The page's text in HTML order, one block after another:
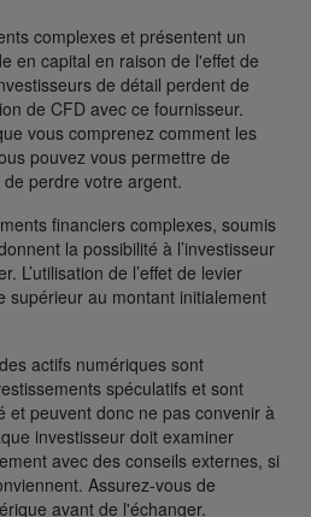
complexes et présentent un
en capital en raison de l'effet de
de détail perdent de
de CFD avec ce fournisseur.
vous comprenez comment les
pouvez vous permettre de
perdre votre argent.
financiers complexes, soumis
la possibilité à l’investisseur
L’utilisation de l’effet de levier
supérieur au montant initialement
actifs numériques sont
spéculatifs et sont
et peuvent donc ne pas convenir à
investisseur doit examiner
avec des conseils externes, si
Assurez-vous de
avant de l'échanger.